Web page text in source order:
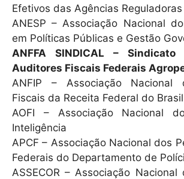
Efetivos das Agências
ANESP – Associação Nacional
em Políticas Públicas e Gestão
ANFFA SINDICAL – Sindicato
Auditores Fiscais Federais
ANFIP – Associação Nacional
Fiscais da Receita Federal do Brasil
AOFI – Associação Nacional
Inteligência
APCF – Associação Nacional dos
Federais do Departamento de
ASSECOR – Associação Nacional